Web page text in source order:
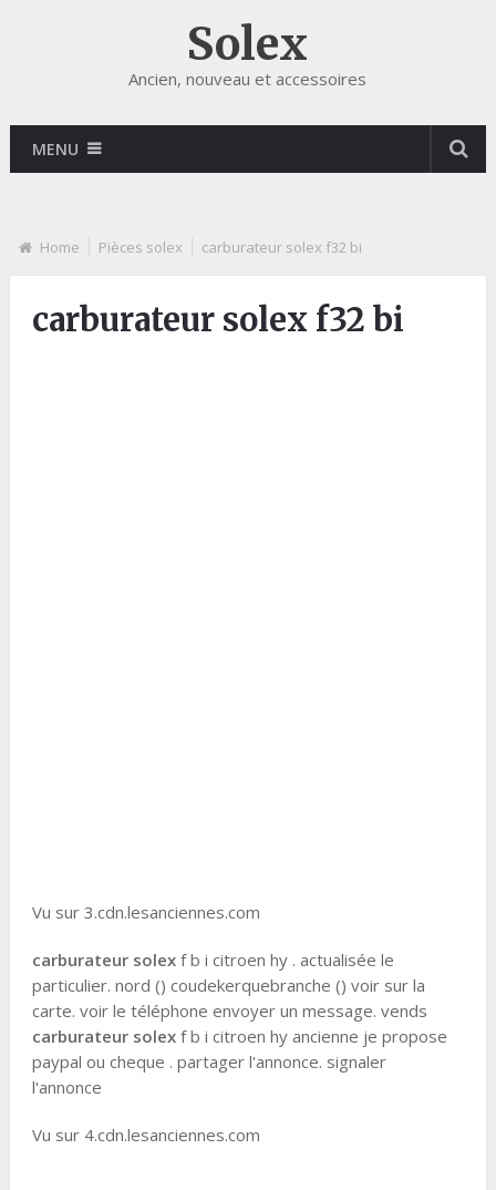
Solex
Ancien, nouveau et accessoires
MENU
Home Pièces solex carburateur solex f32 bi
carburateur solex f32 bi
Vu sur 3.cdn.lesanciennes.com
carburateur solexf b i citroen hy . actualisée le
particulier. nord () coudekerquebranche () voir sur la
carte. voir le téléphone envoyer un message. vends
carburateur solexf b i citroen hy ancienne je propose
paypal ou cheque . partager l'annonce. signaler
l'annonce
Vu sur 4.cdn.lesanciennes.com